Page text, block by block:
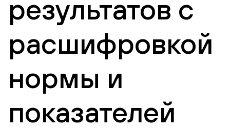
результатов с
расшифровкой
нормы и
показателей